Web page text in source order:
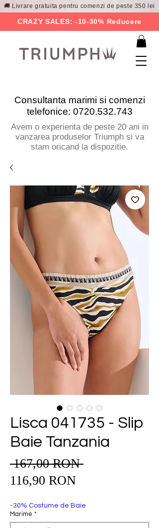
🚚 Livrare gratuita pentru comenzi de peste 350 lei
CRAZY SALES: -10-30% Reducere
Consultanta marimi si comenzi
telefonice: 0720.532.743
Avem o experienta de peste 20 ani in
vanzarea produselor Triumph si va
stam oricand la dispozitie.
Lisca 041735 - Slip
Baie Tanzania
167,00 RON Preț
116,90 RONPreț
-30% Costume de Baie
Marime *